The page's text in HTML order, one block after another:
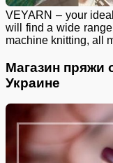
VEYARN – your
will find a wide
machine knitting, all
Магазин пряжи
Украине